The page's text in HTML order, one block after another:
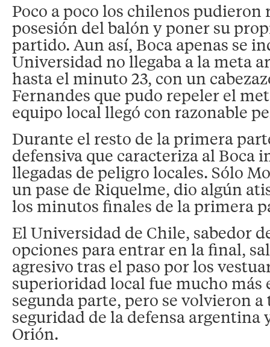
Poco a poco los chilenos pudieron
posesión del balón y poner su
partido. Aun así, Boca apenas se
Universidad no llegaba a la meta
hasta el minuto 23, con un
Fernandes que pudo repeler el
equipo local llegó con razonable
Durante el resto de la primera
defensiva que caracteriza al Boca
llegadas de peligro locales. Sólo
un pase de Riquelme, dio algún
los minutos finales de la primera
El Universidad de Chile, sabedor
opciones para entrar en la final,
agresivo tras el paso por los
superioridad local fue mucho más
segunda parte, pero se volvieron
seguridad de la defensa argentina
Orión.